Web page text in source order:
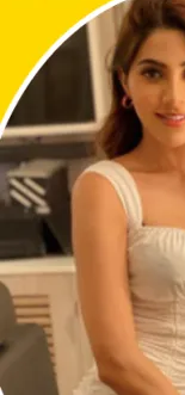
Nikki
ने
जान
कुमार
सानू
के
गालों
पर
लगाया
रंग,
कहा